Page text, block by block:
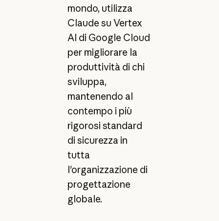
mondo, utilizza
Claude su Vertex
AI di Google Cloud
per migliorare la
produttività di chi
sviluppa,
mantenendo al
contempo i più
rigorosi standard
di sicurezza in
tutta
l'organizzazione di
progettazione
globale.